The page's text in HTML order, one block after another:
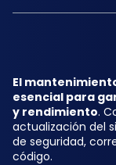
El
esencial para
y rendimiento.
actualización del
de seguridad,
código.